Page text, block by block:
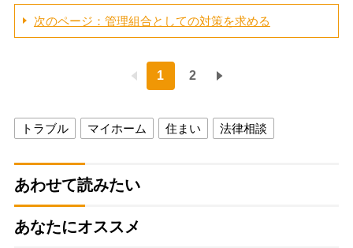
次のページ：管理組合としての対策を求める
1 2
トラブル マイホーム 住まい 法律相談
あわせて読みたい
あなたにオススメ